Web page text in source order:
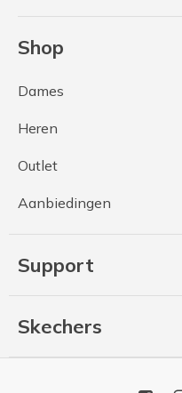
Shop
Dames
Heren
Outlet
Aanbiedingen
Support
Skechers